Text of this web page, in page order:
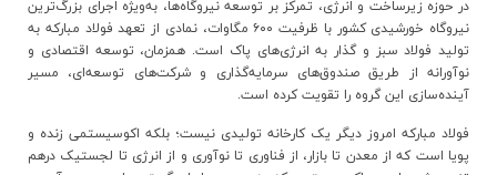
در حوزه زیرساخت و انرژی، تمرکز بر توسعه نیروگاه‌ها، به‌ویژه اجرای بزرگ‌ترین
نیروگاه خورشیدی کشور با ظرفیت ۶۰۰ مگاوات، نمادی از تعهد فولاد مبارکه به
تولید فولاد سبز و گذار به انرژی‌های پاک است. همزمان، توسعه اقتصادی و
نوآورانه از طریق صندوق‌های سرمایه‌گذاری و شرکت‌های توسعه‌ای، مسیر
آینده‌سازی این گروه را تقویت کرده است.
فولاد مبارکه امروز دیگر یک کارخانه تولیدی نیست؛ بلکه اکوسیستمی زنده و
پویا است که از معدن تا بازار، از فناوری تا نوآوری و از انرژی تا لجستیک درهم